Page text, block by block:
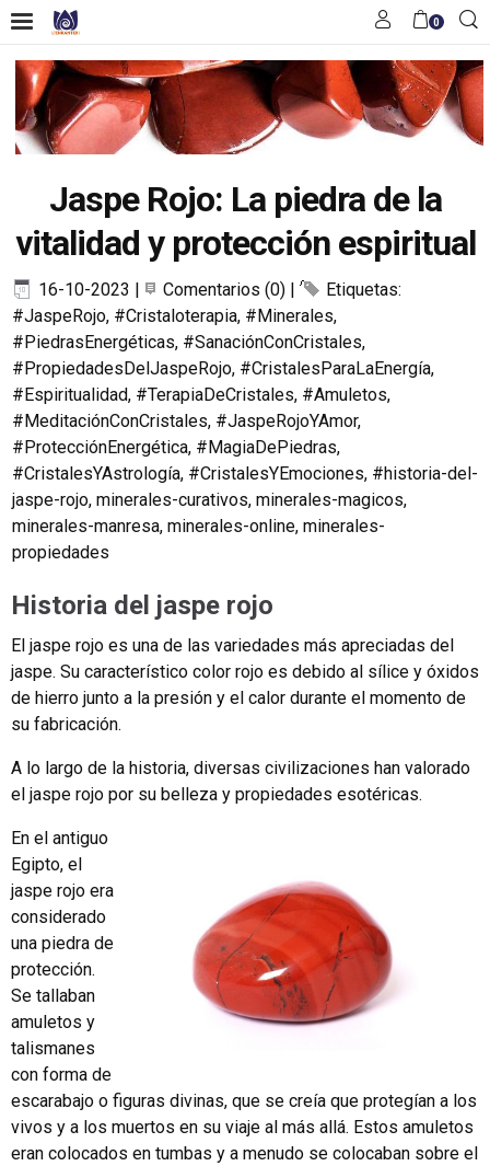
0
Jaspe Rojo: La piedra de la
vitalidad y protección espiritual
16-10-2023 | Comentarios (0) |
Etiquetas:
#JaspeRojo, #Cristaloterapia, #Minerales,
#PiedrasEnergéticas, #SanaciónConCristales,
#PropiedadesDelJaspeRojo, #CristalesParaLaEnergía,
#Espiritualidad, #TerapiaDeCristales, #Amuletos,
#MeditaciónConCristales, #JaspeRojoYAmor,
#ProtecciónEnergética, #MagiaDePiedras,
#CristalesYAstrología, #CristalesYEmociones, #historia-del-
jaspe-rojo, minerales-curativos, minerales-magicos,
minerales-manresa, minerales-online, minerales-
propiedades
Historia del jaspe rojo
El jaspe rojo es una de las variedades más apreciadas del
jaspe. Su característico color rojo es debido al sílice y óxidos
de hierro junto a la presión y el calor durante el momento de
su fabricación.
A lo largo de la historia, diversas civilizaciones han valorado
el jaspe rojo por su belleza y propiedades esotéricas.
En el antiguo
Egipto, el
jaspe rojo era
considerado
una piedra de
protección.
Se tallaban
amuletos y
talismanes
con forma de
escarabajo o figuras divinas, que se creía que protegían a los
vivos y a los muertos en su viaje al más allá. Estos amuletos
eran colocados en tumbas y a menudo se colocaban sobre el